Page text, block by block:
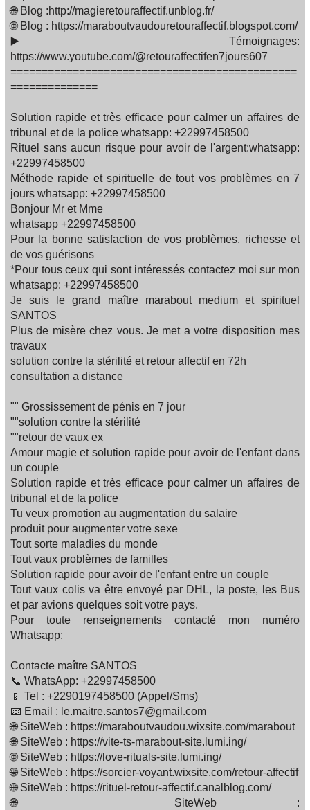
🌐 Blog :http://magieretouraffectif.unblog.fr/
🌐 Blog : https://maraboutvaudouretouraffectif.blogspot.com/
▶️ Témoignages:
https://www.youtube.com/@retouraffectifen7jours607
==============================================
==============
Solution rapide et très efficace pour calmer un affaires de
tribunal et de la police whatsapp: +22997458500
Rituel sans aucun risque pour avoir de l'argent:whatsapp:
+22997458500
Méthode rapide et spirituelle de tout vos problèmes en 7
jours whatsapp: +22997458500
Bonjour Mr et Mme
whatsapp +22997458500
Pour la bonne satisfaction de vos problèmes, richesse et
de vos guérisons
*Pour tous ceux qui sont intéressés contactez moi sur mon
whatsapp: +22997458500
Je suis le grand maître marabout medium et spirituel
SANTOS
Plus de misère chez vous. Je met a votre disposition mes
travaux
solution contre la stérilité et retour affectif en 72h
consultation a distance
"" Grossissement de pénis en 7 jour
""solution contre la stérilité
""retour de vaux ex
Amour magie et solution rapide pour avoir de l'enfant dans
un couple
Solution rapide et très efficace pour calmer un affaires de
tribunal et de la police
Tu veux promotion au augmentation du salaire
produit pour augmenter votre sexe
Tout sorte maladies du monde
Tout vaux problèmes de familles‍‍‍
Solution rapide pour avoir de l'enfant entre un couple
Tout vaux colis va être envoyé par DHL, la poste, les Bus
et par avions quelques soit votre pays.
Pour toute renseignements contacté mon numéro
Whatsapp:
Contacte maître SANTOS
📞 WhatsApp: +22997458500
📱 Tel : +2290197458500 (Appel/Sms)
📧 Email : le.maitre.santos7@gmail.com
🌐 SiteWeb : https://maraboutvaudou.wixsite.com/marabout
🌐 SiteWeb : https://vite-ts-marabout-site.lumi.ing/
🌐 SiteWeb : https://love-rituals-site.lumi.ing/
🌐 SiteWeb : https://sorcier-voyant.wixsite.com/retour-affectif
🌐 SiteWeb : https://rituel-retour-affectif.canalblog.com/
🌐 SiteWeb :